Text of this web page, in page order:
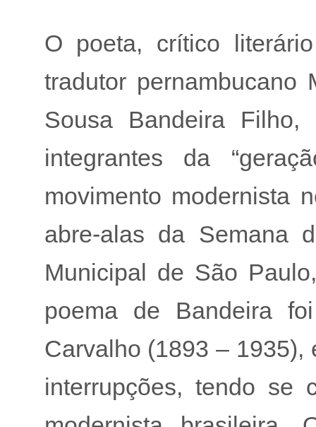
O poeta, crítico
tradutor pernambucano
Sousa Bandeira
integrantes da
movimento modernista
abre-alas da Semana
Municipal de São
poema de Bandeira
Carvalho (1893 – 1935),
interrupções, tendo se